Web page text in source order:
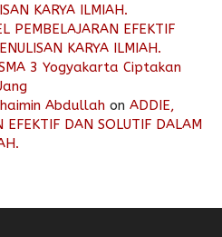
KARYA ILMIAH.
PEMBELAJARAN EFEKTIF
KARYA ILMIAH.
3 Yogyakarta Ciptakan
Abdullah on ADDIE,
EFEKTIF DAN SOLUTIF DALAM